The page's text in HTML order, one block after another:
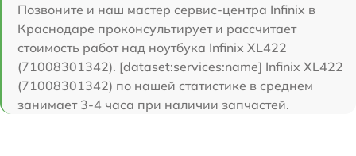
Позвоните и наш мастер сервис-центра Infinix в
Краснодаре проконсультирует и рассчитает
стоимость работ над ноутбука Infinix XL422
(71008301342). [dataset:services:name] Infinix XL422
(71008301342) по нашей статистике в среднем
занимает 3-4 часа при наличии запчастей.